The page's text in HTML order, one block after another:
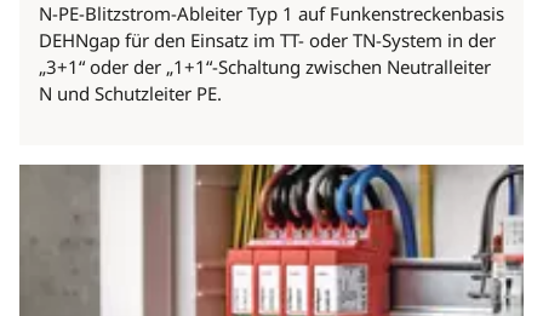
N-PE-Blitzstrom-Ableiter Typ 1 auf Funkenstreckenbasis
DEHNgap für den Einsatz im TT- oder TN-System in der
„3+1“ oder der „1+1“-Schaltung zwischen Neutralleiter
N und Schutzleiter PE.